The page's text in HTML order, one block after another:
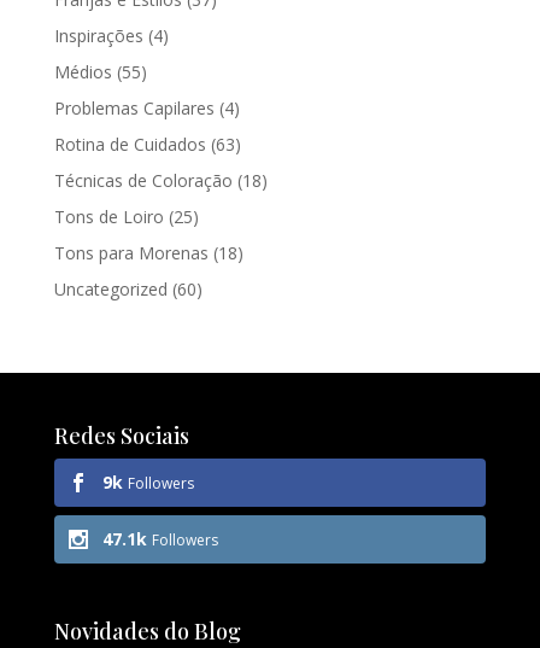
Inspirações (4)
Médios (55)
Problemas Capilares (4)
Rotina de Cuidados (63)
Técnicas de Coloração (18)
Tons de Loiro (25)
Tons para Morenas (18)
Uncategorized (60)
Redes Sociais
9k Followers
47.1k Followers
Novidades do Blog